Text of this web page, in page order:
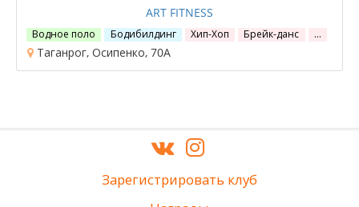
ART FITNESS
Водное поло Бодибилдинг Хип-Хоп Брейк-данс …
Таганрог, Осипенко, 70А
Зарегистрировать клуб